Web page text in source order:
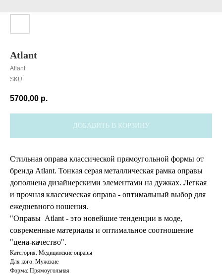
Atlant
Atlant
SKU:
5700,00 р.
ДОБАВИТЬ В КОРЗИНУ
Стильная оправа классической прямоугольной формы от
бренда Atlant. Тонкая серая металлическая рамка оправы
дополнена дизайнерскими элементами на дужках. Легкая
и прочная классическая оправа - оптимальный выбор для
ежедневного ношения.
"Оправы Atlant - это новейшие тенденции в моде,
современные материалы и оптимальное соотношение
"цена-качество".
Категория: Медицинские оправы
Для кого: Мужские
Форма: Прямоугольная